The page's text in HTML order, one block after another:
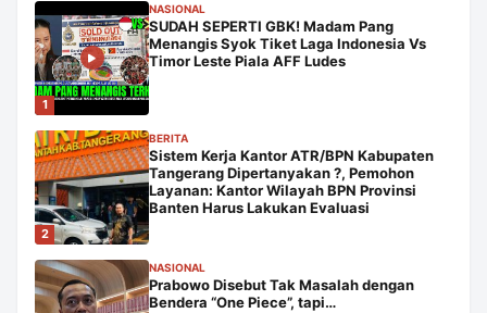
1
NASIONAL
SUDAH SEPERTI GBK! Madam Pang
Menangis Syok Tiket Laga Indonesia Vs
Timor Leste Piala AFF Ludes
2
BERITA
Sistem Kerja Kantor ATR/BPN Kabupaten
Tangerang Dipertanyakan ?, Pemohon
Layanan: Kantor Wilayah BPN Provinsi
Banten Harus Lakukan Evaluasi
NASIONAL
Prabowo Disebut Tak Masalah dengan
Bendera “One Piece”, tapi…